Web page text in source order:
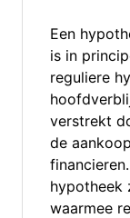
Een
is in
reguliere
verstrekt
de
hypotheek
waarmee